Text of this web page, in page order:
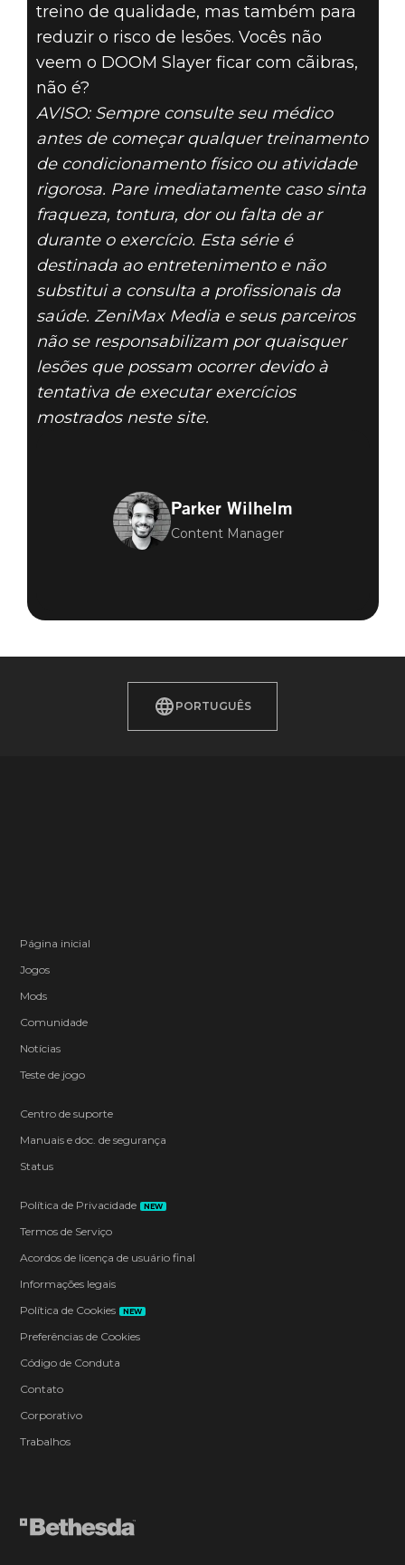
treino de qualidade, mas também para
reduzir o risco de lesões. Vocês não
veem o DOOM Slayer ficar com cãibras,
não é?
AVISO: Sempre consulte seu médico
antes de começar qualquer treinamento
de condicionamento físico ou atividade
rigorosa. Pare imediatamente caso sinta
fraqueza, tontura, dor ou falta de ar
durante o exercício. Esta série é
destinada ao entretenimento e não
substitui a consulta a profissionais da
saúde. ZeniMax Media e seus parceiros
não se responsabilizam por quaisquer
lesões que possam ocorrer devido à
tentativa de executar exercícios
mostrados neste site.
Parker Wilhelm
Content Manager
PORTUGUÊS
Página inicial
Jogos
Mods
Comunidade
Notícias
Teste de jogo
Centro de suporte
Manuais e doc. de segurança
Status
Política de Privacidade NEW
Termos de Serviço
Acordos de licença de usuário final
Informações legais
Política de Cookies
NEW
Preferências de Cookies
Código de Conduta
Contato
Corporativo
Trabalhos